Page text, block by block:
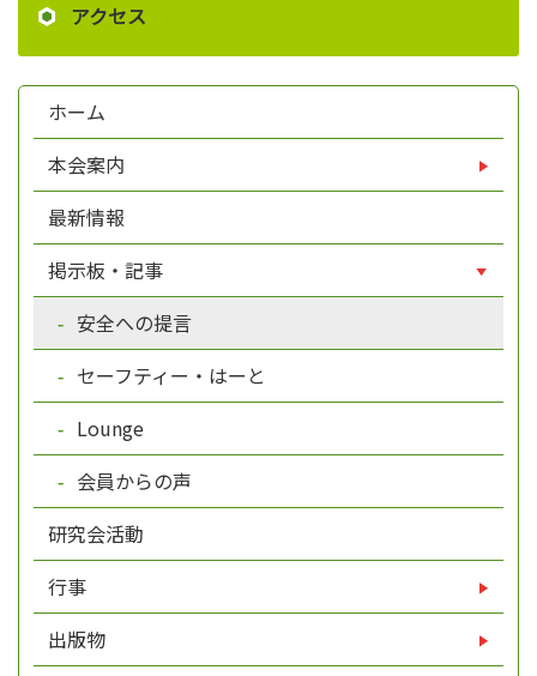
アクセス
ホーム
本会案内
最新情報
掲示板・記事
安全への提言
セーフティー・はーと
Lounge
会員からの声
研究会活動
行事
出版物